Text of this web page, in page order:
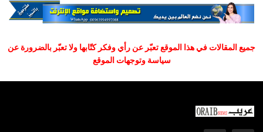
جميع المقالات في هذا الموقع تعبّر عن رأي وفكر كتّابها ولا تعبّر بالضرورة عن
سياسة وتوجهات الموقع